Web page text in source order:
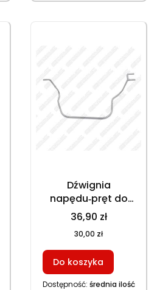
Dźwignia
napędu‑pręt do
kosiarek GT150NKS
GT153NBKS
GT153NEKS
HKS753NB, część
zamienna
36,90 zł
30,00 zł
Do koszyka
Dostępność: średnia ilość